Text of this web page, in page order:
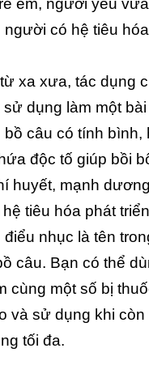
em, người yếu
có hệ tiêu
xa xưa, tác dụng
dụng làm một
bồ câu có tính bình,
độc tố giúp bồi
huyết, mạnh
tiêu hóa phát
điểu nhục là tên
câu. Bạn có thể
cùng một số bị
và sử dụng khi
tối đa.